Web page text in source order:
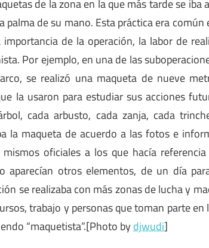
de la zona en la que más tarde se
palma de su mano. Esta práctica era
de la operación, la labor de
Por ejemplo, en una de las
se realizó una maqueta de nueve
la usaron para estudiar sus acciones
cada arbusto, cada zanja, cada
la maqueta de acuerdo a las fotos e
oficiales a los que hacía
aparecían otros elementos, de un día
se realizaba con más zonas de lucha y
trabajo y personas que toman parte
“maquetista”.[Photo bydjwudi]